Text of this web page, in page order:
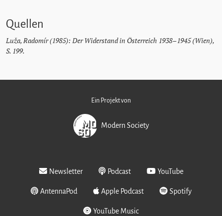
Quellen
Luža, Radomír (1985): Der Widerstand in Österreich 1938–1945 (Wien),
S. 199.
Ein Projekt von
Modern Society
Newsletter Podcast YouTube
AntennaPod Apple Podcast Spotify
YouTube Music